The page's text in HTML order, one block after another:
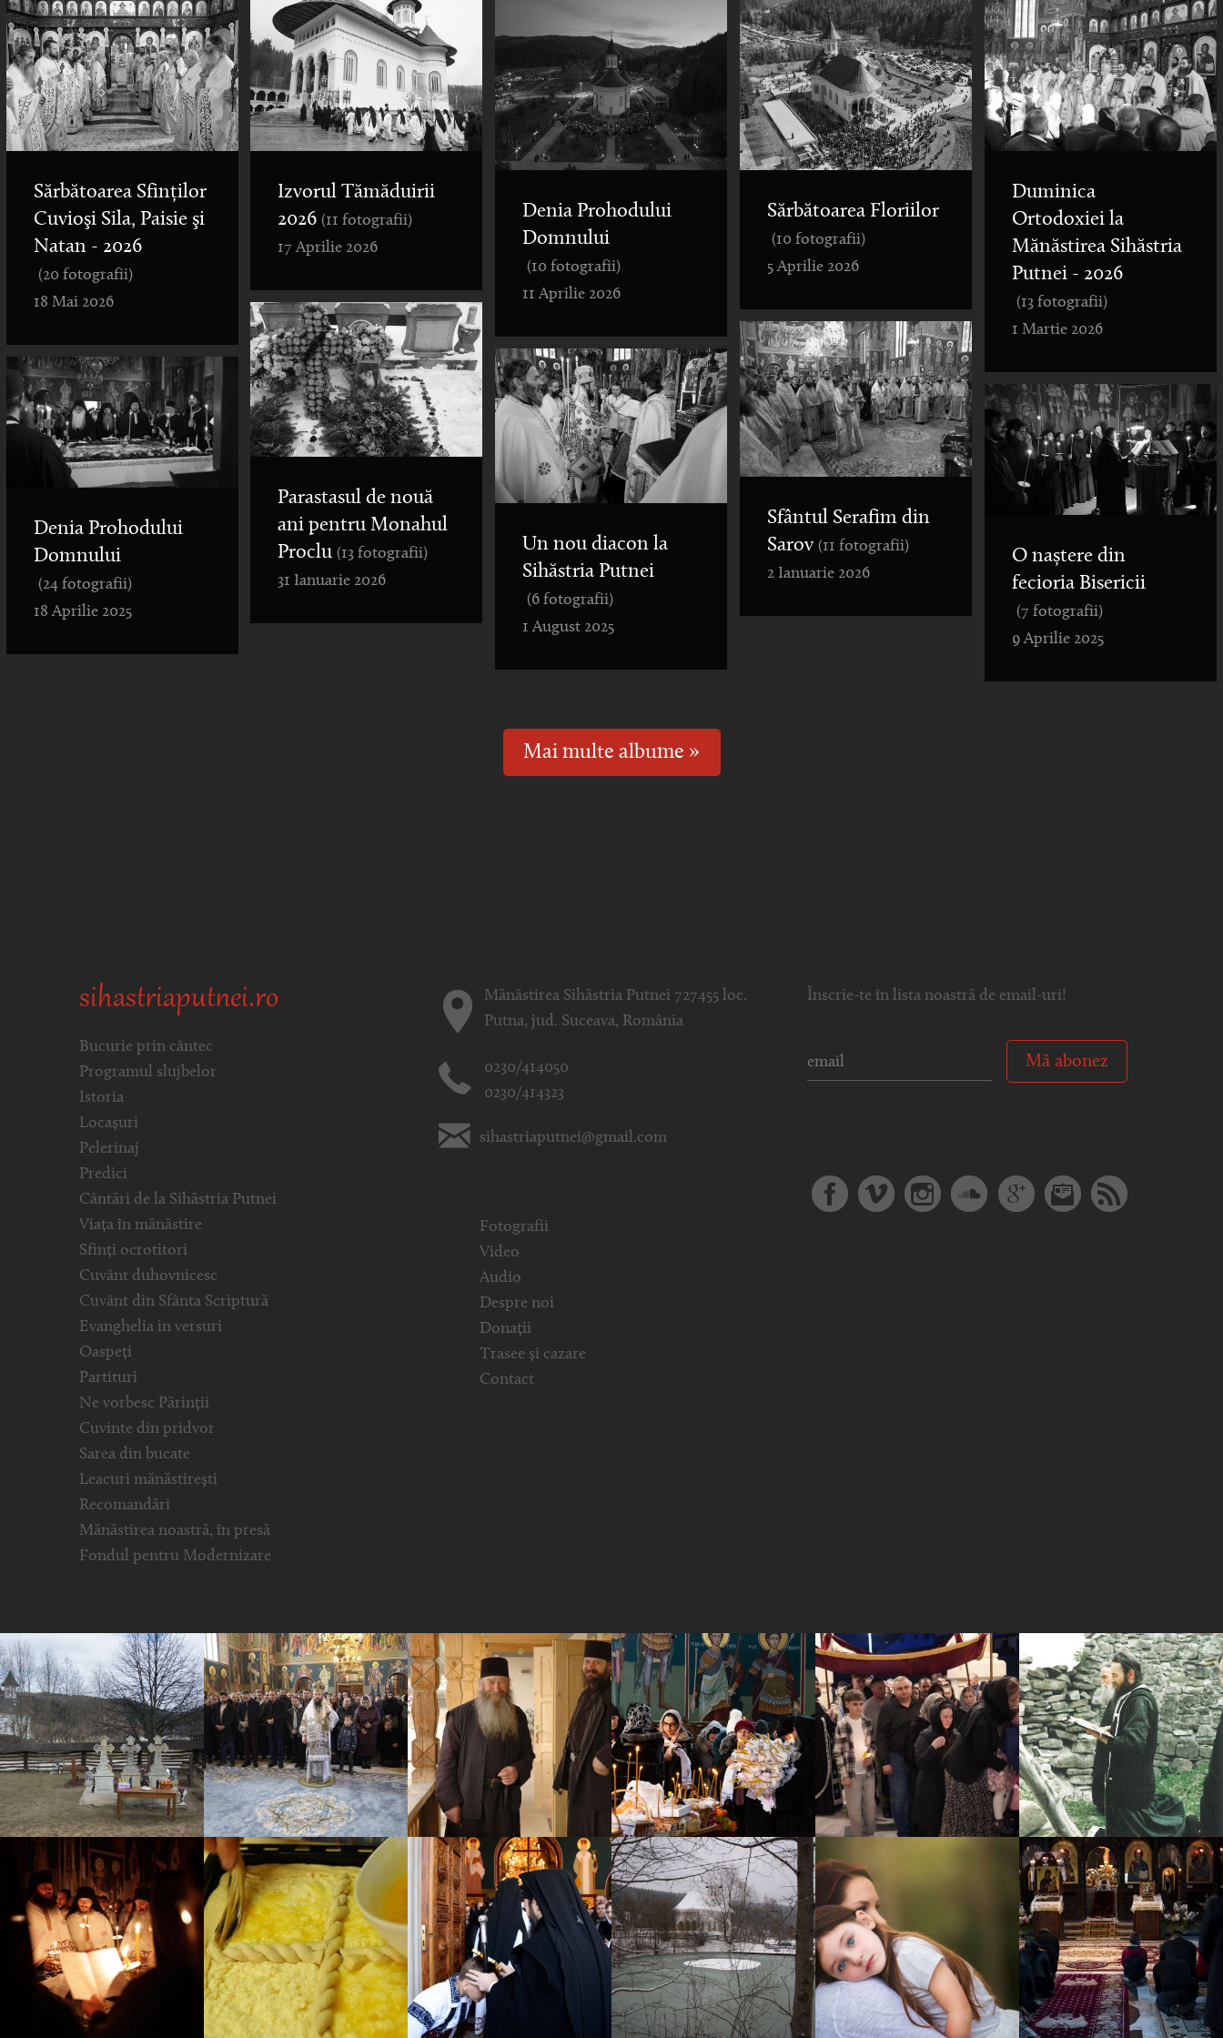
Sărbătoarea Sfinților
Cuvioşi Sila, Paisie şi
Natan - 2026
(20 fotografii)
18 Mai 2026
Izvorul Tămăduirii
2026 (11 fotografii)
17 Aprilie 2026
Denia Prohodului
Domnului
(10 fotografii)
11 Aprilie 2026
Sărbătoarea Floriilor
(10 fotografii)
5 Aprilie 2026
Duminica
Ortodoxiei la
Mănăstirea Sihăstria
Putnei - 2026
(13 fotografii)
1 Martie 2026
Parastasul de nouă
ani pentru Monahul
Proclu (13 fotografii)
31 Ianuarie 2026
Sfântul Serafim din
Sarov (11 fotografii)
2 Ianuarie 2026
Un nou diacon la
Sihăstria Putnei
(6 fotografii)
1 August 2025
Denia Prohodului
Domnului
(24 fotografii)
18 Aprilie 2025
O naștere din
fecioria Bisericii
(7 fotografii)
9 Aprilie 2025
Mai multe albume »
sihastriaputnei.ro
Bucurie prin cântec
Programul slujbelor
Istoria
Locașuri
Pelerinaj
Predici
Cântări de la Sihăstria Putnei
Viața în mănăstire
Sfinți ocrotitori
Cuvânt duhovnicesc
Cuvânt din Sfânta Scriptură
Evanghelia in versuri
Oaspeți
Partituri
Ne vorbesc Părinții
Cuvinte din pridvor
Sarea din bucate
Leacuri mănăstirești
Recomandări
Mănăstirea noastră, în presă
Fondul pentru Modernizare
Mănăstirea Sihăstria Putnei 727455 loc.
Putna, jud. Suceava, România
0230/414050
0230/414323
sihastriaputnei@gmail.com
Fotografii
Video
Audio
Despre noi
Donații
Trasee și cazare
Contact
Înscrie-te în lista noastră de email-uri!
Mă abonez